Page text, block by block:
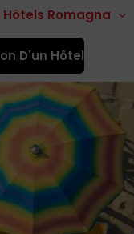
Hôtels Romagna
D'un Hôtel